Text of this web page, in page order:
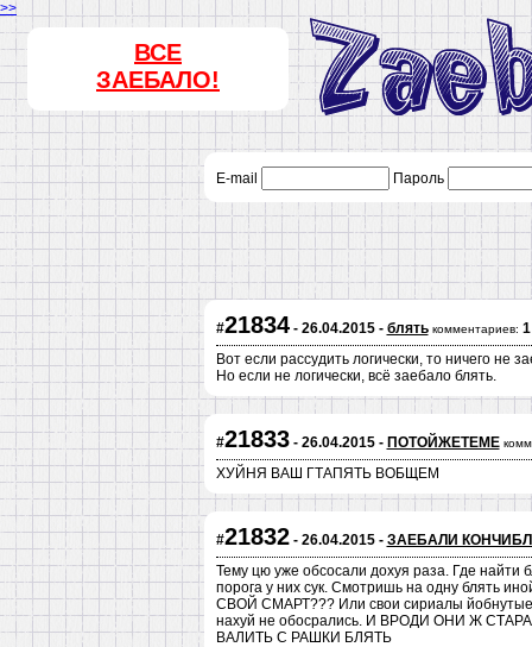
>>
ВСЕ
ЗАЕБАЛО!
E-mail Пароль
#21834- 26.04.2015 - блять комментариев: 1
Вот если рассудить логически, то ничего не
Но если не логически, всё заебало блять.
#21833- 26.04.2015 - ПОТОЙЖЕТЕМЕ
ХУЙНЯ ВАШ ГТАПЯТЬ ВОБЩЕМ
#21832- 26.04.2015 - ЗАЕБАЛИ
Тему цю уже обсосали дохуя раза. Где найти
порога у них сук. Смотришь на одну блять
СВОЙ СМАРТ??? Или свои сириалы
нахуй не обосрались. И ВРОДИ ОНИ Ж
ВАЛИТЬ С РАШКИ БЛЯТЬ